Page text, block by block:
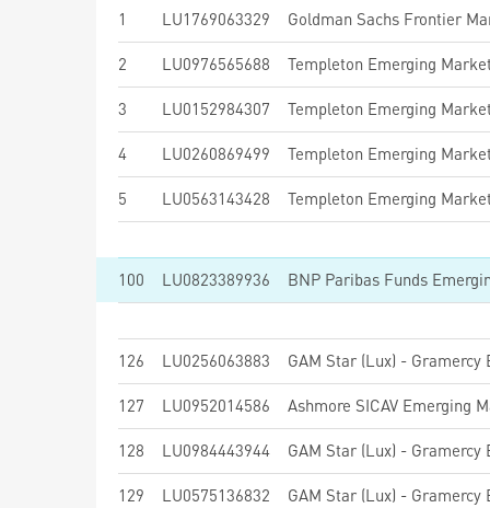
1
LU1769063329
2 LU0976565688 Templeton Emerging
3 LU0152984307 Templeton Emerging
4 LU0260869499 Templeton Emerging
5 LU0563143428 Templeton Emerging
100 LU0823389936
126 LU0256063883
127 LU0952014586
128 LU0984443944
129 LU0575136832